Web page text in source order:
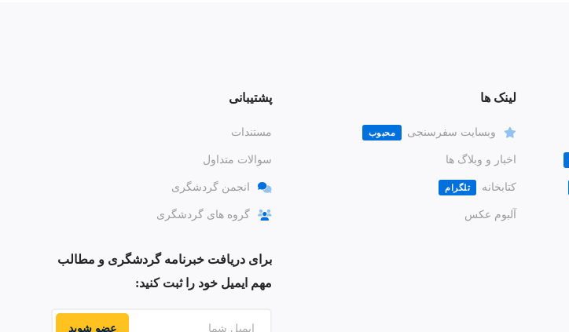
لینک ها
وبسایت سفرسنجی محبوب
اخبار و وبلاگ ها
کتابخانه تلگرام
آلبوم عکس
پشتیبانی
مستندات
سوالات متداول
انجمن گردشگری
گروه های گردشگری
برای دریافت خبرنامه گردشگری و مطالب
مهم ایمیل خود را ثبت کنید:
عضو شوید